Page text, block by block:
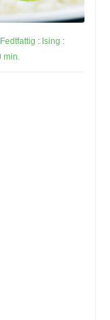
Fedtfattig : Ising :
min.